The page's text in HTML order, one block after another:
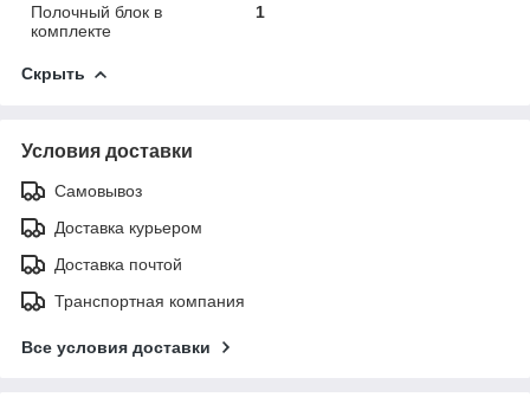
Полочный блок в
комплекте
1
Скрыть
Условия доставки
Самовывоз
Доставка курьером
Доставка почтой
Транспортная компания
Все условия доставки